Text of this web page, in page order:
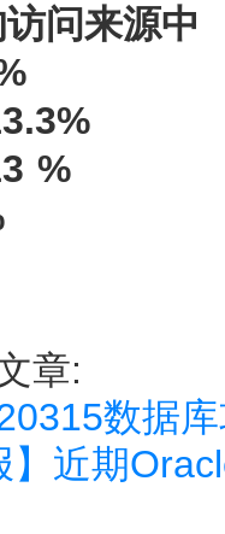
问来源中
%
章:
数据
】近期